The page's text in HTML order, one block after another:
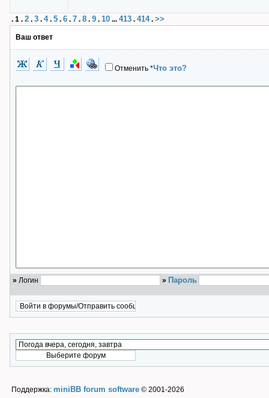
. 1 . 2 . 3 . 4. 5 . 6 . 7 . 8 . 9 . 10 ... 413 . 414. >>
Ваш ответ
Отменить *Что это?
» Логин » Пароль
Поддержка: miniBB forum software © 2001-2026